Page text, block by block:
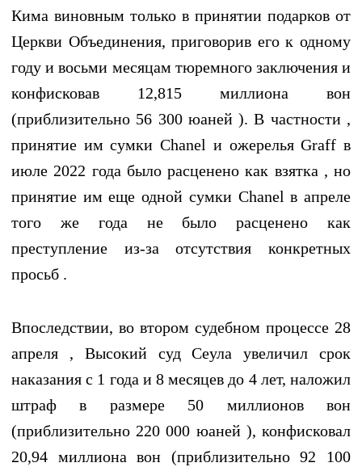
Кима виновным только в принятии подарков от
Церкви Объединения, приговорив его к одному
году и восьми месяцам тюремного заключения и
конфисковав 12,815 миллиона вон
(приблизительно 56 300 юаней ). В частности ,
принятие им сумки Chanel и ожерелья Graff в
июле 2022 года было расценено как взятка , но
принятие им еще одной сумки Chanel в апреле
того же года не было расценено как
преступление из-за отсутствия конкретных
просьб .
Впоследствии, во втором судебном процессе 28
апреля , Высокий суд Сеула увеличил срок
наказания с 1 года и 8 месяцев до 4 лет, наложил
штраф в размере 50 миллионов вон
(приблизительно 220 000 юаней ), конфисковал
20,94 миллиона вон (приблизительно 92 100